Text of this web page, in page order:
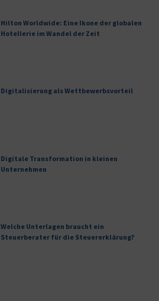
Hilton Worldwide: Eine Ikone der globalen
Hotellerie im Wandel der Zeit
Digitalisierung als Wettbewerbsvorteil
Digitale Transformation in kleinen
Unternehmen
Welche Unterlagen braucht ein
Steuerberater für die Steuererklärung?